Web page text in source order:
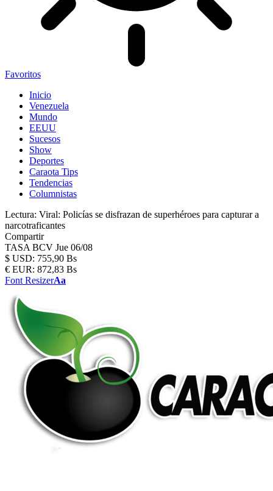
Favoritos
Inicio
Venezuela
Mundo
EEUU
Sucesos
Show
Deportes
Caraota Tips
Tendencias
Columnistas
Lectura: Viral: Policías se disfrazan de superhéroes para capturar a
narcotraficantes
Compartir
TASA BCV Jue 06/08
$ USD: 755,90 Bs
€ EUR: 872,83 Bs
Font ResizerAa